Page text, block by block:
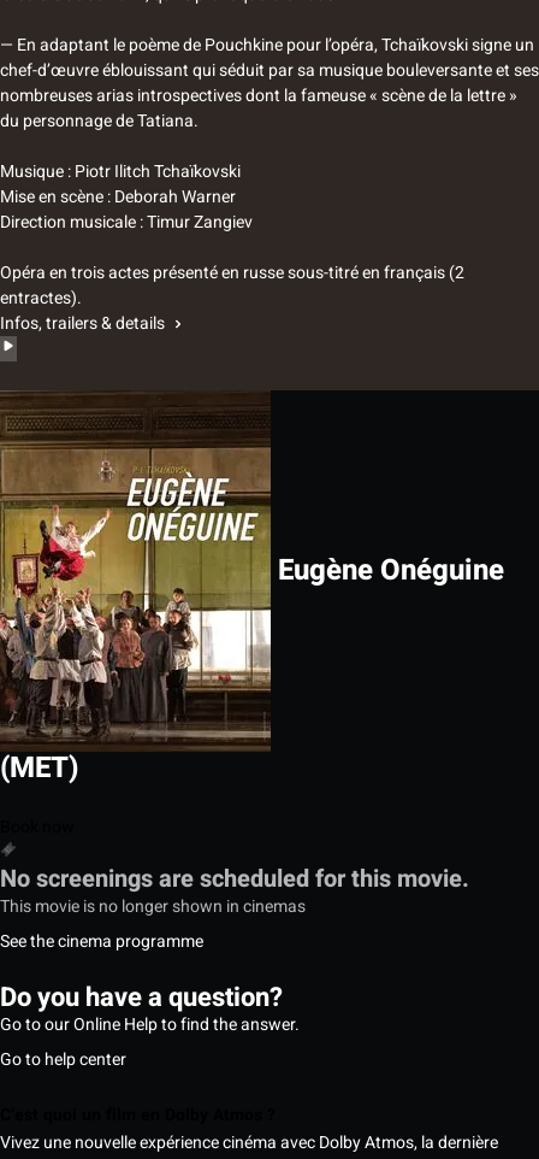
— En adaptant le poème de Pouchkine pour l’opéra, Tchaïkovski signe un
chef-d’œuvre éblouissant qui séduit par sa musique bouleversante et ses
nombreuses arias introspectives dont la fameuse « scène de la lettre »
du personnage de Tatiana.
Musique : Piotr Ilitch Tchaïkovski
Mise en scène : Deborah Warner
Direction musicale : Timur Zangiev
Opéra en trois actes présenté en russe sous-titré en français (2
entractes).
Infos, trailers & details
Eugène Onéguine
(MET)
No screenings are scheduled for this movie.
This movie is no longer shown in cinemas
See the cinema programme
Do you have a question?
Go to our Online Help to find the answer.
Go to help center
Vivez une nouvelle expérience cinéma avec Dolby Atmos, la dernière